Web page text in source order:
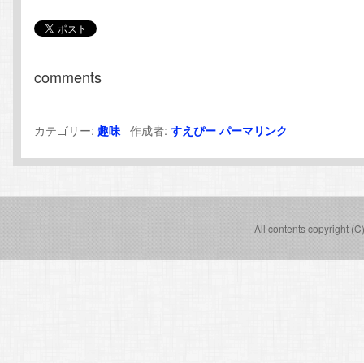
comments
カテゴリー: 趣味 作成者:すえぴー パーマリンク
All contents copyright